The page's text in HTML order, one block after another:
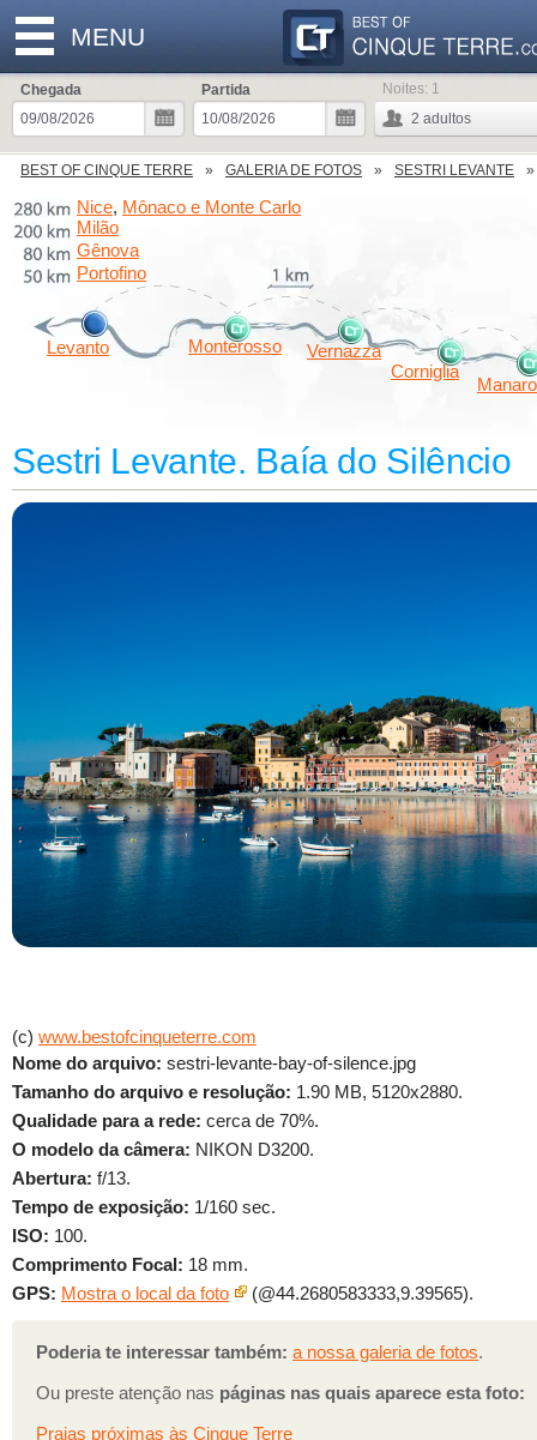
MENU
Chegada
Partida
2 adultos
Noites: 1
BEST OF CINQUE TERRE GALERIA DE FOTOS SESTRI LEVANTE
Levanto Monterosso
Vernazza
Corniglia
Gênova
Milão
Nice, Mônaco e Monte Carlo
Portofino
Sestri Levante. Baía do Silêncio
(c) www.bestofcinqueterre.com
Nome do arquivo: sestri-levante-bay-of-silence.jpg
Tamanho do arquivo e resolução: 1.90 MB, 5120x2880.
Qualidade para a rede: cerca de 70%.
O modelo da câmera: NIKON D3200.
Abertura: f/13.
Tempo de exposição: 1/160 sec.
ISO: 100.
Comprimento Focal: 18 mm.
GPS: Mostra o local da foto (@44.2680583333,9.39565).
Poderia te interessar também: a nossa galeria de fotos.
Ou preste atenção nas páginas nas quais aparece esta foto:
Praias próximas às Cinque Terre